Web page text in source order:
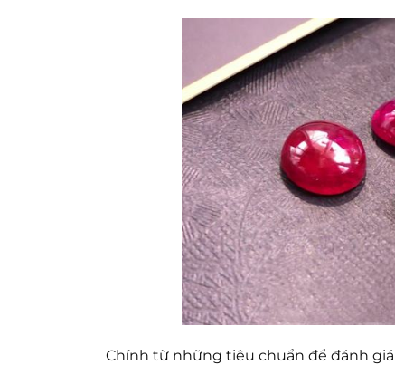
Chính từ những tiêu chuẩn để đánh